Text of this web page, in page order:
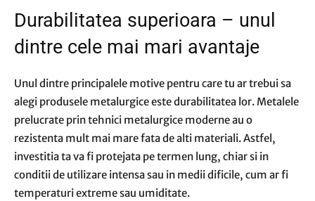
Durabilitatea superioara – unul
dintre cele mai mari avantaje
Unul dintre principalele motive pentru care tu ar trebui sa
alegi produsele metalurgice este durabilitatea lor. Metalele
prelucrate prin tehnici metalurgice moderne au o
rezistenta mult mai mare fata de alti materiali. Astfel,
investitia ta va fi protejata pe termen lung, chiar si in
conditii de utilizare intensa sau in medii dificile, cum ar fi
temperaturi extreme sau umiditate.